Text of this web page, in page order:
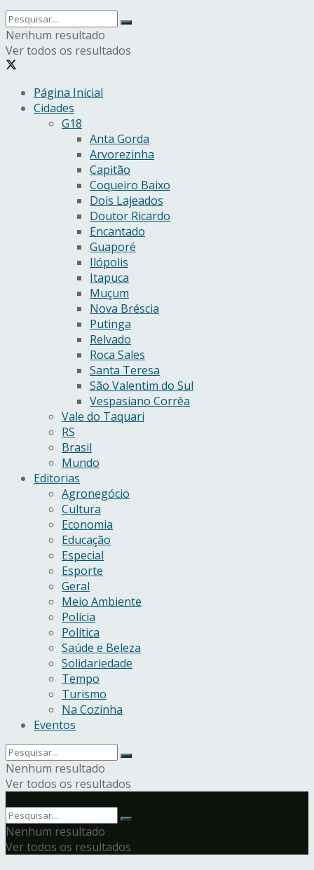
Nenhum resultado
Ver todos os resultados
Página Inicial
Cidades
G18
Anta Gorda
Arvorezinha
Capitão
Coqueiro Baixo
Dois Lajeados
Doutor Ricardo
Encantado
Guaporé
Ilópolis
Itapuca
Muçum
Nova Bréscia
Putinga
Relvado
Roca Sales
Santa Teresa
São Valentim do Sul
Vespasiano Corrêa
Vale do Taquari
RS
Brasil
Mundo
Editorias
Agronegócio
Cultura
Economia
Educação
Especial
Esporte
Geral
Meio Ambiente
Polícia
Política
Saúde e Beleza
Solidariedade
Tempo
Turismo
Na Cozinha
Eventos
Nenhum resultado
Ver todos os resultados
Nenhum resultado
Ver todos os resultados